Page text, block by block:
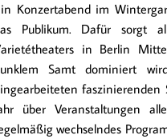
Konzertabend im
Publikum. Dafür sorgt
in Berlin
Samt dominiert
über Veranstaltungen
wechselndes